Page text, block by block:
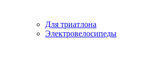
Для триатлона
Электровелосипеды